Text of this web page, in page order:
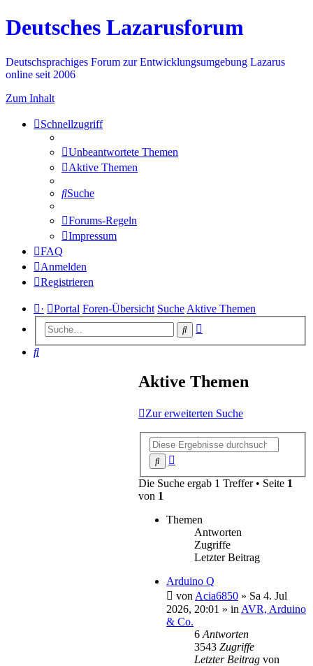
Deutsches Lazarusforum
Deutschsprachiges Forum zur Entwicklungsumgebung Lazarus
online seit 2006
Zum Inhalt
Schnellzugriff
Unbeantwortete Themen
Aktive Themen
Suche
Forums-Regeln
Impressum
FAQ
Anmelden
Registrieren
· Portal Foren-Übersicht Suche Aktive Themen
Suche
Suche
Aktive Themen
Zur erweiterten Suche
Suche
Die Suche ergab 1 Treffer • Seite 1
von 1
Themen
Antworten
Zugriffe
Letzter Beitrag
Arduino Q
von Acia6850 » Sa 4. Jul
2026, 20:01 » in AVR, Arduino
& Co.
6 Antworten
3543 Zugriffe
Letzter Beitrag von